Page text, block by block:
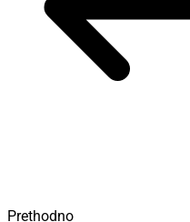
Prethodno